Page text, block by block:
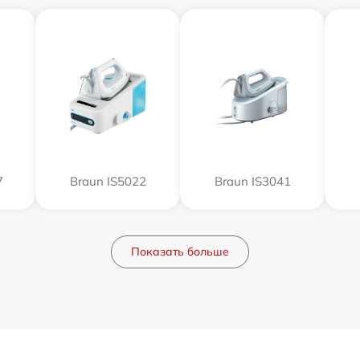
Braun IS5022 Braun IS3041
Показать больше